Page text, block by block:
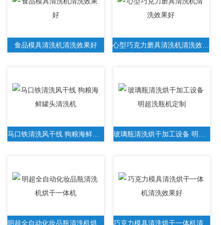
食品模具清洗机清洗效果好